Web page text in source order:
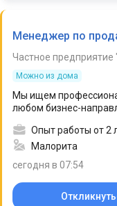
Менеджер по
Частное
Можно из дома
Мы ищем
любом бизнес-
Опыт работы от 2
Малорита
сегодня в 07:54